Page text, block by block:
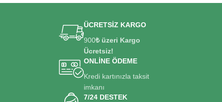
ÜCRETSİZ KARGO
900₺ üzeri Kargo
Ücretsiz!
ONLİNE ÖDEME
Kredi kartınızla taksit
imkanı
7/24 DESTEK